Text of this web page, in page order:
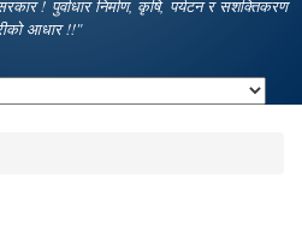
! पुर्वाधार निर्माण, कृषि, पर्यटन र सशक्तिकरण
आधार !!"